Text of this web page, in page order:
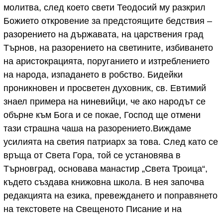
молитва, след което свети Теодосий му разкрил
Божието откровение за предстоящите бедствия –
разорението на държавата, на царствения град
Търнов, на разорението на светините, избиването
на аристокрацията, поруганието и изтреблението
на народа, изпадането в робство. Бидейки
проникновен и просветен духовник, св. Евтимий
знаел примера на ниневийци, че ако народът се
обърне към Бога и се покае, Господ ще отмени
тази страшна чаша на разорението.Виждаме
усилията на светия патриарх за това. След като се
връща от Света Гора, той се установява в
Търновград, основава манастир „Света Троица“,
където създава книжовна школа. В нея започва
редакцията на езика, превеждането и поправянето
на текстовете на Свещеното Писание и на